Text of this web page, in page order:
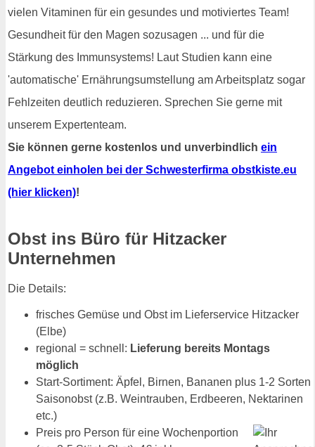
vielen Vitaminen für ein gesundes und motiviertes Team!
Gesundheit für den Magen sozusagen ... und für die
Stärkung des Immunsystems! Laut Studien kann eine
'automatische' Ernährungsumstellung am Arbeitsplatz sogar
Fehlzeiten deutlich reduzieren. Sprechen Sie gerne mit
unserem Expertenteam.
Sie können gerne kostenlos und unverbindlich ein
Angebot einholen bei der Schwesterfirma obstkiste.eu
(hier klicken)!
Obst ins Büro für Hitzacker
Unternehmen
Die Details:
frisches Gemüse und Obst im Lieferservice Hitzacker
(Elbe)
regional = schnell: Lieferung bereits Montags
möglich
Start-Sortiment: Äpfel, Birnen, Bananen plus 1-2 Sorten
Saisonobst (z.B. Weintrauben, Erdbeeren, Nektarinen
etc.)
Preis pro Person für eine Wochenportion